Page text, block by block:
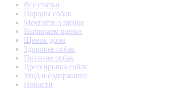
Все статьи
Породы собак
Мечтаете о щенке
Выбираем щенка
Щенок дома
Здоровье собак
Питание собак
Дрессировка собак
Уход и содержание
Новости